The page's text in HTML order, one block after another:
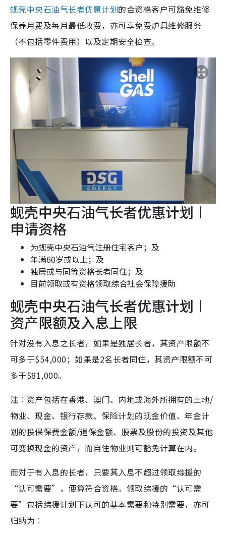
蚬壳中央石油气长者优惠计划的合资格客户可豁免维修
保养月费及每月最低收费，亦可享免费炉具维修服务
（不包括零件费用）以及定期安全检查。
蚬壳中央石油气长者优惠计划︱
申请资格
为蚬壳中央石油气注册住宅客户；及
年满60岁或以上；及
独居或与同等资格长者同住；及
目前领取或有资格领取综合社会保障援助
蚬壳中央石油气长者优惠计划︱
资产限额及入息上限
针对没有入息之长者，如果是独居长者，其资产限额不
可多于$54,000；如果是2名长者同住，其资产限额不可
多于$81,000。
注︰资产包括在香港、澳门、内地或海外所拥有的土地/
物业、现金、银行存款、保险计划的现金价值、年金计
划的投保保费金额/退保金额、股票及股份的投资及其他
可变换现金的资产，而自住物业则可豁免计算在内。
而对于有入息的长者，只要其入息不超过领取综援的
“认可需要”，便算符合资格。领取综援的“认可需
要”包括综援计划下认可的基本需要和特别需要，亦可
归纳为︰